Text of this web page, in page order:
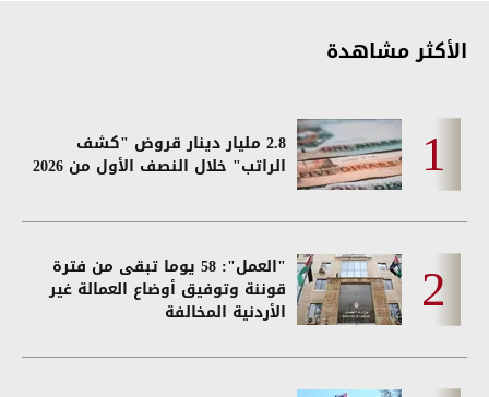
الأكثر مشاهدة
2.8 مليار دينار قروض "كشف
الراتب" خلال النصف الأول من 2026
"العمل": 58 يوما تبقى من فترة
قوننة وتوفيق أوضاع العمالة غير
الأردنية المخالفة